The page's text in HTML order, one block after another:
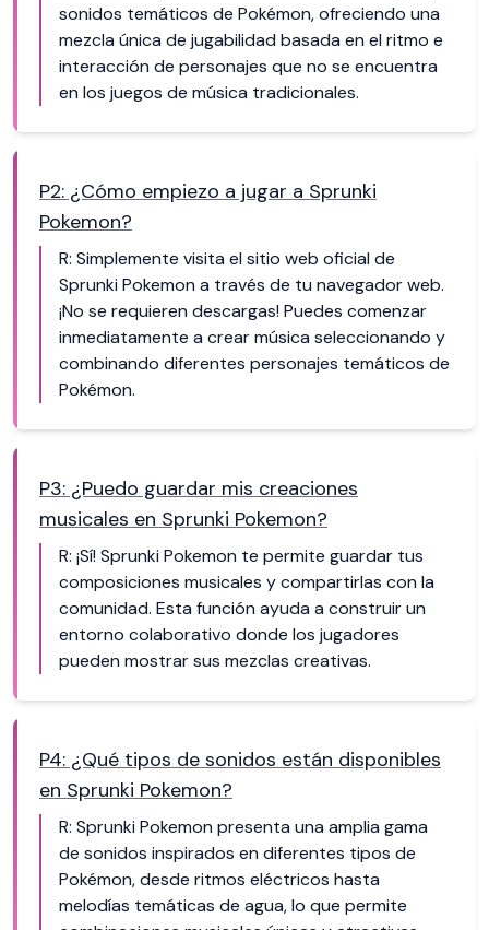
sonidos temáticos de Pokémon, ofreciendo una
mezcla única de jugabilidad basada en el ritmo e
interacción de personajes que no se encuentra
en los juegos de música tradicionales.
P2: ¿Cómo empiezo a jugar a Sprunki
Pokemon?
R: Simplemente visita el sitio web oficial de
Sprunki Pokemon a través de tu navegador web.
¡No se requieren descargas! Puedes comenzar
inmediatamente a crear música seleccionando y
combinando diferentes personajes temáticos de
Pokémon.
P3: ¿Puedo guardar mis creaciones
musicales en Sprunki Pokemon?
R: ¡Sí! Sprunki Pokemon te permite guardar tus
composiciones musicales y compartirlas con la
comunidad. Esta función ayuda a construir un
entorno colaborativo donde los jugadores
pueden mostrar sus mezclas creativas.
P4: ¿Qué tipos de sonidos están disponibles
en Sprunki Pokemon?
R: Sprunki Pokemon presenta una amplia gama
de sonidos inspirados en diferentes tipos de
Pokémon, desde ritmos eléctricos hasta
melodías temáticas de agua, lo que permite